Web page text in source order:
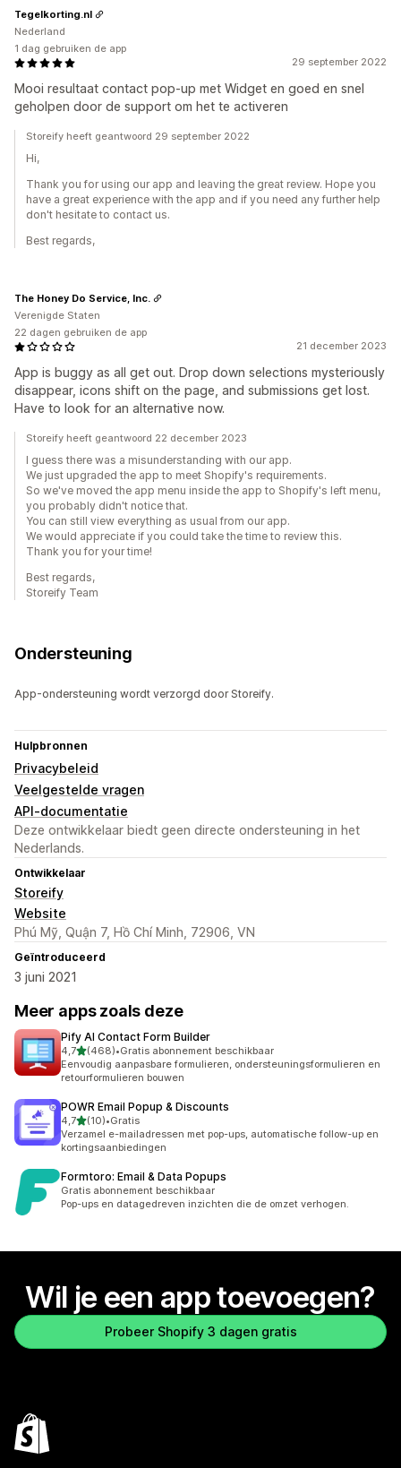
29 september 2022
Mooi resultaat contact pop-up met Widget en goed en snel
geholpen door de support om het te activeren
Tegelkorting.nl
Nederland
1 dag gebruiken de app
Storeify heeft geantwoord 29 september 2022
Hi,
Thank you for using our app and leaving the great review. Hope you
have a great experience with the app and if you need any further help
don't hesitate to contact us.
Best regards,
21 december 2023
App is buggy as all get out. Drop down selections mysteriously
disappear, icons shift on the page, and submissions get lost.
Have to look for an alternative now.
The Honey Do Service, Inc.
Verenigde Staten
22 dagen gebruiken de app
Storeify heeft geantwoord 22 december 2023
I guess there was a misunderstanding with our app.
We just upgraded the app to meet Shopify's requirements.
So we've moved the app menu inside the app to Shopify's left menu,
you probably didn't notice that.
You can still view everything as usual from our app.
We would appreciate if you could take the time to review this.
Thank you for your time!
Best regards,
Storeify Team
Ondersteuning
App-ondersteuning wordt verzorgd door Storeify.
Hulpbronnen
Privacybeleid
Veelgestelde vragen
API-documentatie
Deze ontwikkelaar biedt geen directe ondersteuning in het
Nederlands.
Ontwikkelaar
Storeify
Website
Phú Mỹ, Quận 7, Hồ Chí Minh, 72906, VN
Geïntroduceerd
3 juni 2021
Meer apps zoals deze
Pify AI Contact Form Builder
4,7van 5 sterren
(468)
468 recensies in totaal
•Gratis abonnement beschikbaar
Eenvoudig aanpasbare formulieren, ondersteuningsformulieren en
retourformulieren bouwen
POWR Email Popup & Discounts
4,7van 5 sterren
(10)
10 recensies in totaal
•Gratis
Verzamel e-mailadressen met pop-ups, automatische follow-up en
kortingsaanbiedingen
Formtoro: Email & Data Popups
Gratis abonnement beschikbaar
Pop-ups en datagedreven inzichten die de omzet verhogen.
Wil je een app toevoegen?
Probeer Shopify 3 dagen gratis